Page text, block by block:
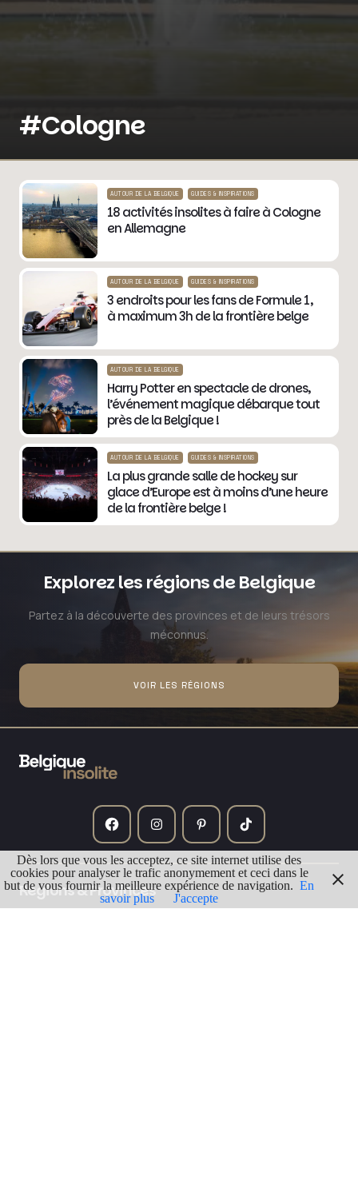
#Cologne
AUTOUR DE LA BELGIQUE GUIDES & INSPIRATIONS
18 activités insolites à faire à Cologne
en Allemagne
AUTOUR DE LA BELGIQUE GUIDES & INSPIRATIONS
3 endroits pour les fans de Formule 1,
à maximum 3h de la frontière belge
AUTOUR DE LA BELGIQUE
Harry Potter en spectacle de drones,
l’événement magique débarque tout
près de la Belgique !
AUTOUR DE LA BELGIQUE GUIDES & INSPIRATIONS
La plus grande salle de hockey sur
glace d’Europe est à moins d’une heure
de la frontière belge !
Explorez les régions de Belgique
Partez à la découverte des provinces et de leurs trésors
méconnus.
VOIR LES RÉGIONS
Régions & Provinces
Villes & Localités
Dès lors que vous les acceptez, ce site internet utilise des
cookies pour analyser le trafic anonymement et ceci dans le
but de vous fournir la meilleure expérience de navigation. En
savoir plus
J'accepte